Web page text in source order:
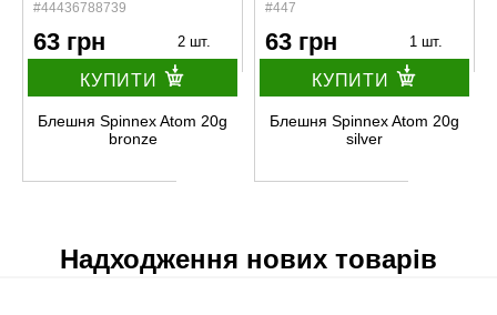
#44436788739
63 грн 2 шт.
КУПИТИ
Блешня Spinnex Atom 20g
bronze
#447
63 грн 1 шт.
КУПИТИ
Блешня Spinnex Atom 20g
silver
Надходження нових товарів